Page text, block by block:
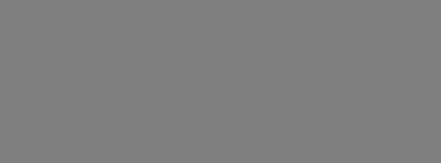
E nevoie doar să pui puțină spumă pe suprafața pătată. Spuma